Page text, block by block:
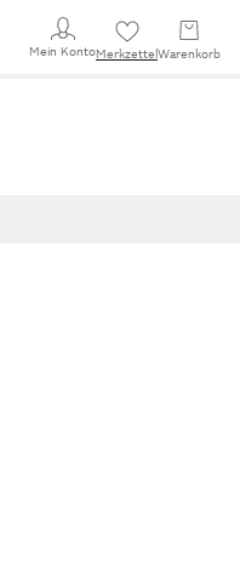
Mein KontoMerkzettel Warenkorb